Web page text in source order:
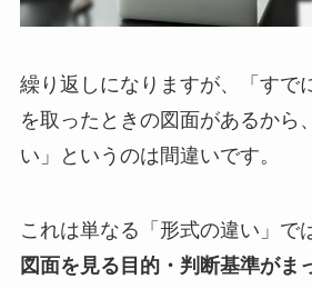
繰り返しになりますが、「すで
を取ったときの図面があるから
い」というのは間違いです。
これは単なる「形式の違い」で
図面を見る目的・判断基準がま